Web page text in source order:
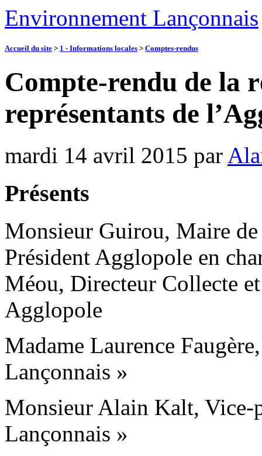
Environnement Lançonnais
Accueil du site > 1 - Informations locales > Comptes-rendus
Compte-rendu de la
représentants de
mardi 14 avril 2015 par
Présents
Monsieur Guirou, Maire
Président Agglopole en
Méou, Directeur Collecte
Agglopole
Madame Laurence
Lançonnais »
Monsieur Alain Kalt, Vice-
Lançonnais »